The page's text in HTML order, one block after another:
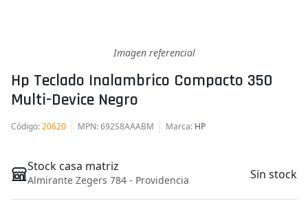
Imagen referencial
Hp Teclado Inalambrico Compacto 350
Multi-Device Negro
Código:20620 MPN: 692S8AAABM Marca: HP
Stock casa matriz
Almirante Zegers 784 - Providencia Sin stock